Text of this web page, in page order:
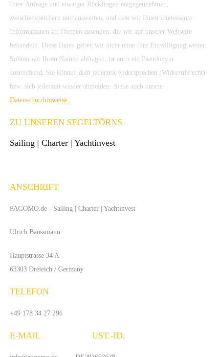
Ihrer Anfrage und etwaiger Rückfragen entgegennehmen,
zwischenspeichern und auswerten, und dass wir Ihnen interessante
Informationen zu Themen zusenden, die wir auf unserer Webseite
behandeln. Diese Daten geben wir nicht ohne Ihre Einwilligung weiter.
Sollten wir Ihren Namen abfragen, ist auch ein Pseudonym
ausreichend. Sie können dem jederzeit widersprechen (Widerrufsrecht)
bzw. sich jederzeit wieder abmelden. Siehe auch unsere
Datenschutzhinweise.
ZU UNSEREN SEGELTÖRNS
Sailing | Charter | Yachtinvest
ANSCHRIFT
PAGOMO.de - Sailing | Charter | Yachtinvest
Ulrich Baussmann
Hauptstrasse 34 A
63303 Dreieich / Germany
TELEFON
+49 178 34 27 296
E-MAIL UST.-ID.